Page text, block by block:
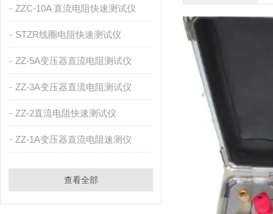
ZZC-10A 直流电阻快速测试仪
STZR线圈电阻快速测试仪
ZZ-5A变压器直流电阻测试仪
ZZ-3A变压器直流电阻测试仪
ZZ-2直流电阻快速测试仪
ZZ-1A变压器直流电阻速测仪
查看全部